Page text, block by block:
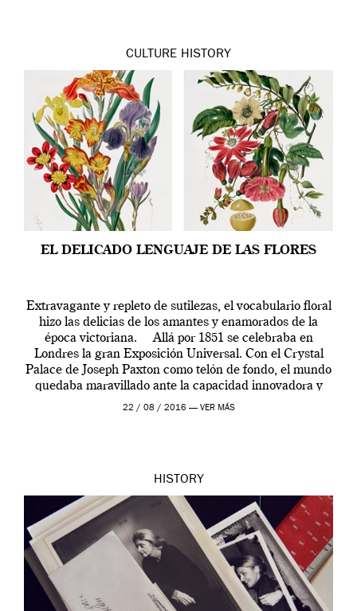
CULTURE HISTORY
EL DELICADO LENGUAJE DE LAS FLORES
Extravagante y repleto de sutilezas, el vocabulario floral
hizo las delicias de los amantes y enamorados de la
época victoriana. Allá por 1851 se celebraba en
Londres la gran Exposición Universal. Con el Crystal
Palace de Joseph Paxton como telón de fondo, el mundo
quedaba maravillado ante la capacidad innovadora y
científica de […]
22 / 08 / 2016 — VER MÁS
HISTORY